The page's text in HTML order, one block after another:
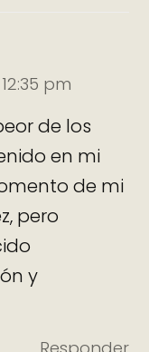
pm
de los
en mi
de mi
pero
y